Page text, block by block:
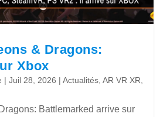
& Dragons:
Xbox
|Juil 28, 2026 |Actualités ,AR VR XR
Battlemarked arrive sur